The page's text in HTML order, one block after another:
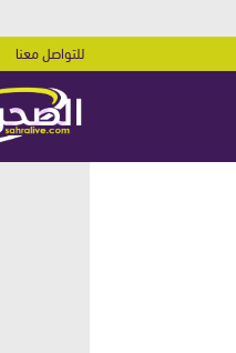
للتواصل معنا